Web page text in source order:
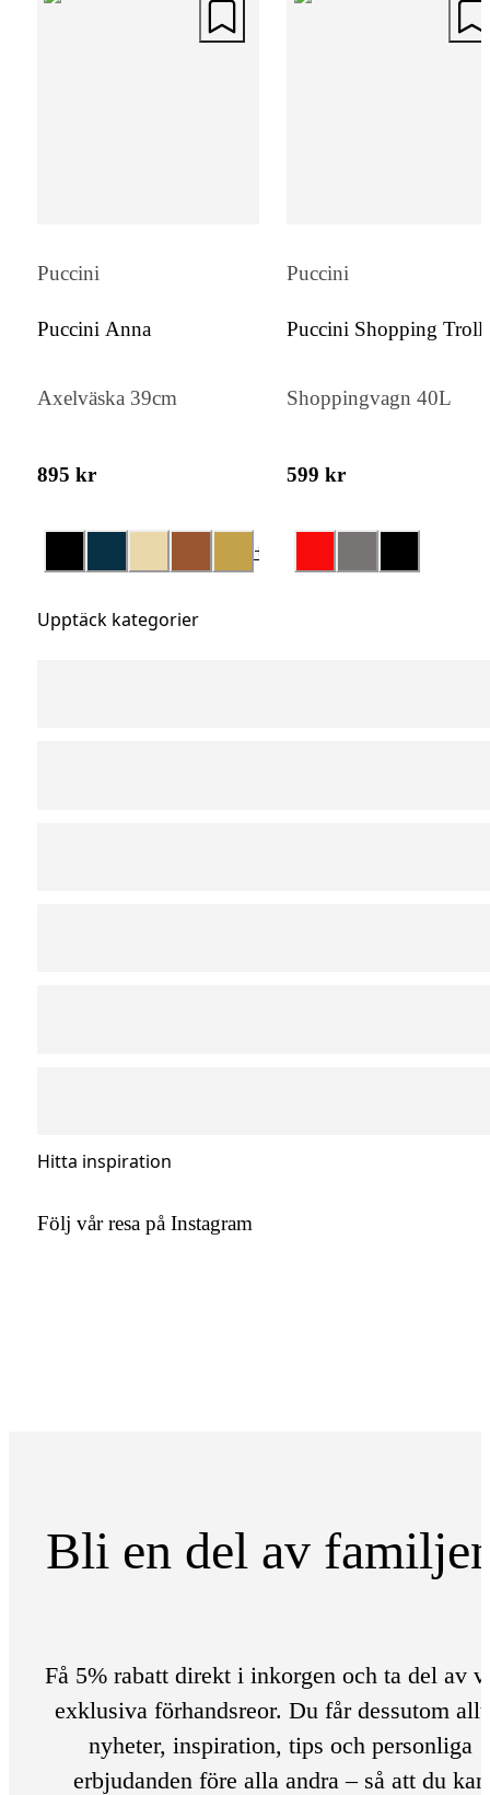
Puccini
Puccini Anna
Axelväska 39cm
895 kr
+
Puccini
Puccini Shopping
Shoppingvagn 40L
599 kr
Upptäck kategorier
Hitta inspiration
Följ vår resa på Instagram
Bli en del av
Få 5% rabatt direkt i inkorgen och ta del av
exklusiva förhandsreor. Du får dessutom
nyheter, inspiration, tips och personliga
erbjudanden före alla andra – så att du kan